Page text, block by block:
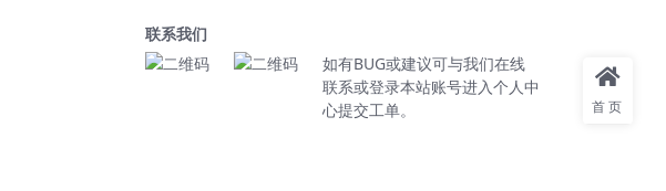
联系我们
如有BUG或建议可与我们在线
联系或登录本站账号进入个人中
心提交工单。
首页